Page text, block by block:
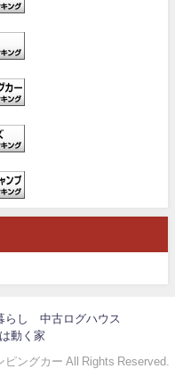
し
中古ログハウス
動く家
ングカー All Rights Reserved.